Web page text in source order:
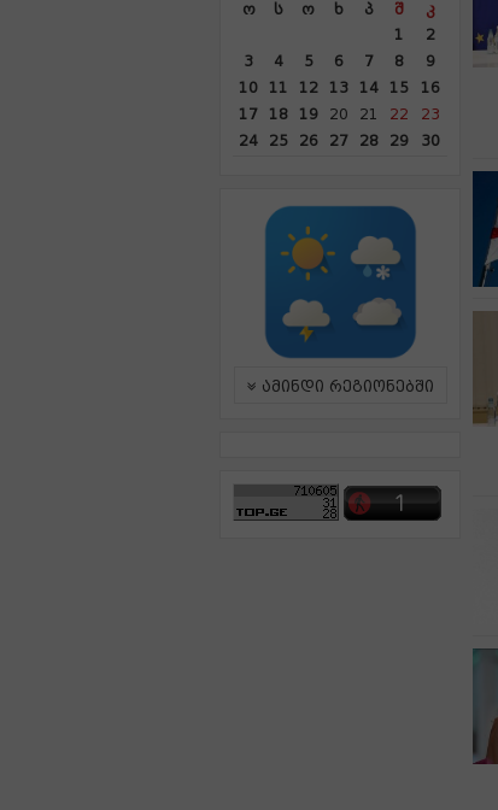
Ო Ს Ო Ხ Პ Შ
Კ
1
2
3
4 5 6 7 8
9
10
11 12 13 14 15
16
17
18 19 20 21 22
23
24
25 26 27 28 29 30
ამინდი რეგიონებში